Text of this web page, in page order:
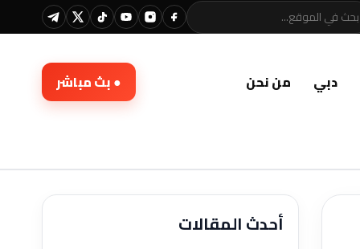
دبي من نحن ● بث مباشر
أحدث المقالات